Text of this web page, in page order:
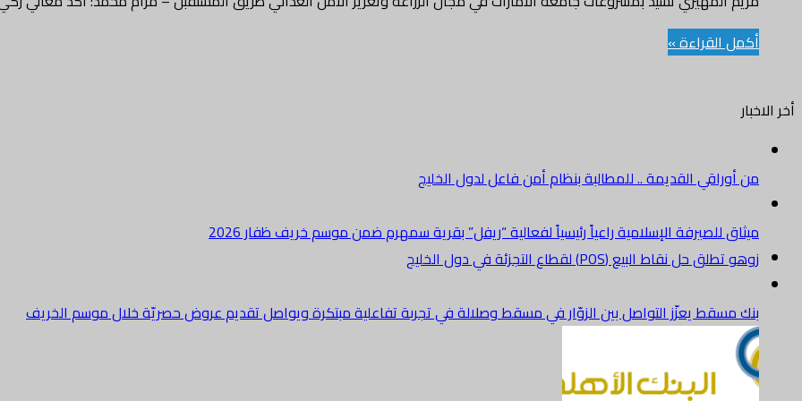
أكمل القراءة »
أخر الاخبار
من أوراقي القديمة .. للمطالبة بنظام أمن فاعل لدول الخليج
ميثاق للصيرفة الإسلامية راعياً رئيسياً لفعالية “ريفل” بقرية سمهرم ضمن موسم خريف ظفار 2026
زوهو تطلق حل نقاط البيع (POS) لقطاع التجزئة في دول الخليج
بنك مسقط يعزّز التواصل بين الزوّار في مسقط وصلالة في تجربة تفاعلية مبتكرة ويواصل تقديم عروض حصريّة خلال موسم الخريف